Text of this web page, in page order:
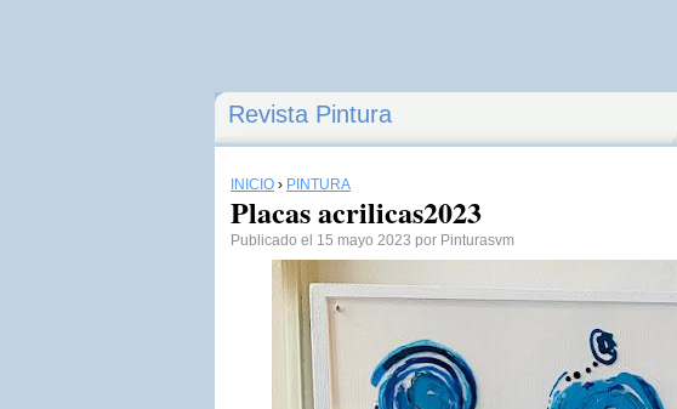
Revista Pintura
INICIO › PINTURA
Placas acrilicas2023
Publicado el 15 mayo 2023 por Pinturasvm